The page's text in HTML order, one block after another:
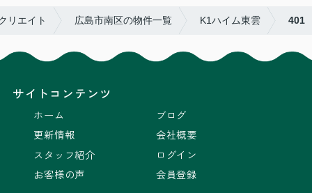
リエイト 広島市南区の物件一覧 K1ハイム東雲 401
サイトコンテンツ
ホーム
更新情報
スタッフ紹介
お客様の声
ブログ
会社概要
ログイン
会員登録